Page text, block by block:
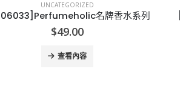
UNCATEGORIZED
日本製SKATER直飲水樽
$93.00
查看內容